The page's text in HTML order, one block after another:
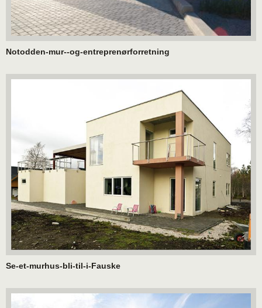
Notodden-mur--og-entreprenørforretning
Se-et-murhus-bli-til-i-Fauske